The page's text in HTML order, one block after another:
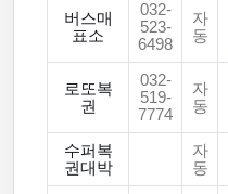
버스매
표소
032-
523-
6498
자
동
로또복
권
032-
519-
7774
자
동
수퍼복
권대박
자
동